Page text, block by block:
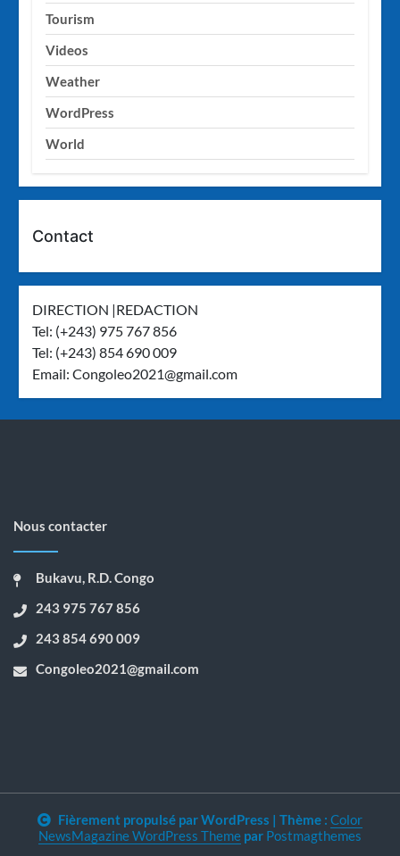
Tourism
Videos
Weather
WordPress
World
Contact
DIRECTION |REDACTION
Tel: (+243) 975 767 856
Tel: (+243) 854 690 009
Email:Congoleo2021@gmail.com
Nous contacter
Bukavu, R.D. Congo
243 975 767 856
243 854 690 009
Congoleo2021@gmail.com
Fièrement propulsé par WordPress | Thème : Color
NewsMagazine WordPress Theme par Postmagthemes